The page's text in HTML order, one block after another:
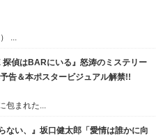
...
偵はBARにいる』怒涛のミステリー
告＆本ポスタービジュアル解禁!!
包まれた...
ない、』坂口健太郎「愛情は誰かに向